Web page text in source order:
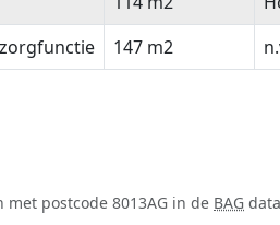
147 m2
postcode 8013AG in de BAG